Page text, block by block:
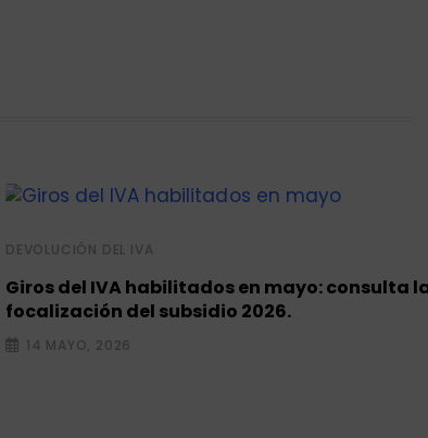
DEVOLUCIÓN DEL IVA
Giros del IVA habilitados en mayo: consulta
focalización del subsidio 2026.
14 MAYO, 2026